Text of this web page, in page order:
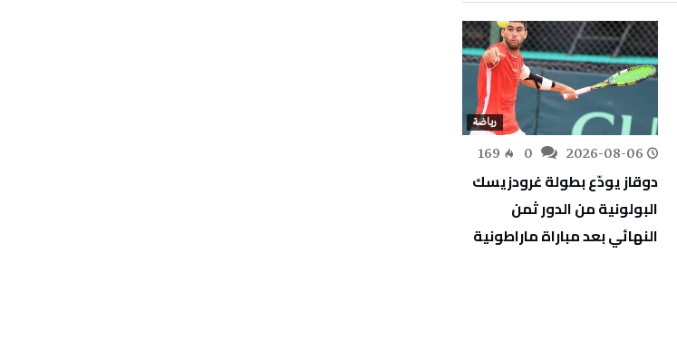
رياضة
2026-08-06
169
دوقاز يودّع بطولة غرودزيسك
البولونية من الدور ثمن
النهائي بعد مباراة ماراطونية